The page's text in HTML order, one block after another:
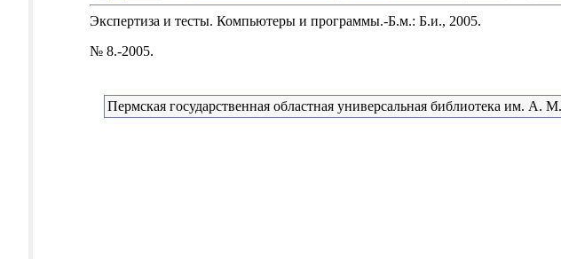
Экспертиза и тесты. Компьютеры и программы.-Б.м.: Б.и., 2005.
№ 8.-2005.
Пермская государственная областная универсальная библиотека им. А.